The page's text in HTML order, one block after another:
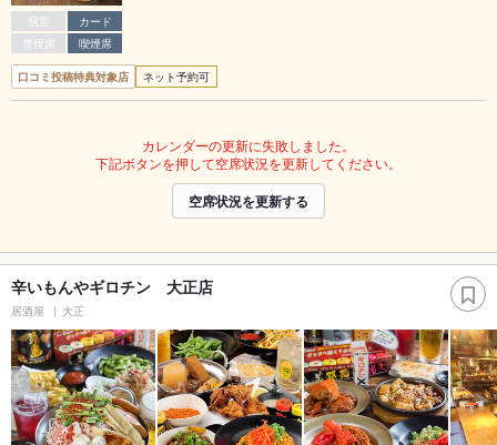
個室
カード
禁煙席
喫煙席
口コミ投稿特典対象店 ネット予約可
カレンダーの更新に失敗しました。
下記ボタンを押して空席状況を更新してください。
空席状況を更新する
辛いもんやギロチン 大正店
居酒屋 大正